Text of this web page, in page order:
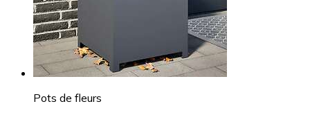
Pots de fleurs